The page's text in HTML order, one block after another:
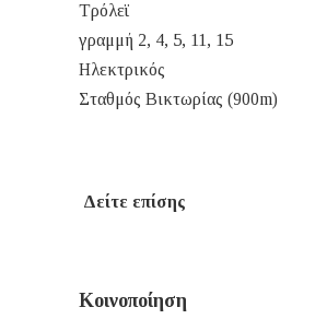
Τρόλεϊ
γραμμή 2, 4, 5, 11, 15
Ηλεκτρικός
Σταθμός Βικτωρίας (900m)
Δείτε επίσης
Κοινοποίηση